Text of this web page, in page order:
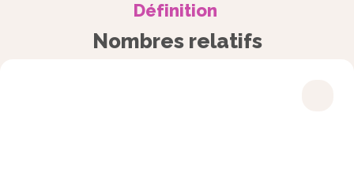
Définition
Nombres relatifs